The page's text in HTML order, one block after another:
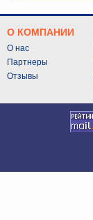
О КОМПАНИИ
О нас
Партнеры
Отзывы